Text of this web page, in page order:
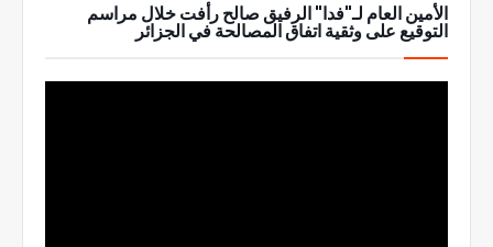
الأمين العام لـ"فدا" الرفيق صالح رأفت خلال مراسم
التوقيع على وثقية اتفاق المصالحة في الجزائر